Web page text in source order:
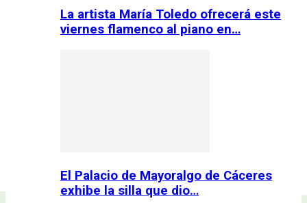
La artista María Toledo ofrecerá este
viernes flamenco al piano en…
El Palacio de Mayoralgo de Cáceres
exhibe la silla que dio…